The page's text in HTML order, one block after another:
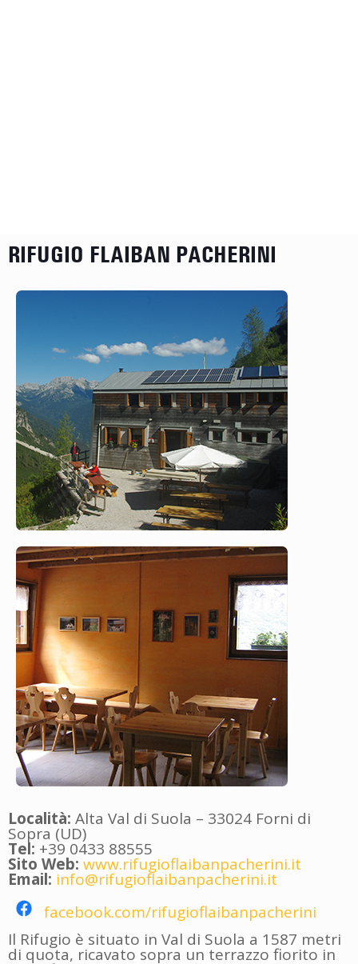
RIFUGIO FLAIBAN PACHERINI
Località: Alta Val di Suola – 33024 Forni di
Sopra (UD)
Tel: +39 0433 88555
Sito Web: www.rifugioflaibanpacherini.it
Email: info@rifugioflaibanpacherini.it
facebook.com/rifugioflaibanpacherini
Il Rifugio è situato in Val di Suola a 1587 metri
di quota, ricavato sopra un terrazzo fiorito in